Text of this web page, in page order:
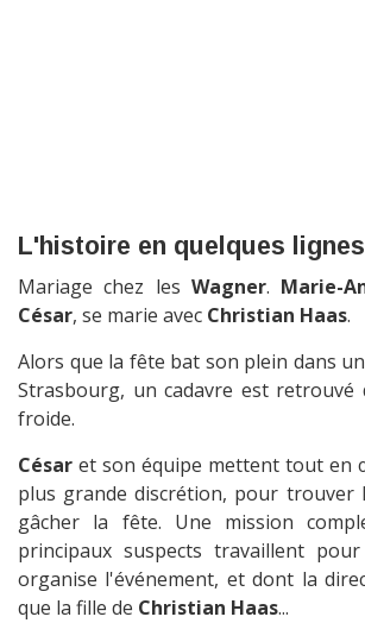
L'histoire en quelques
Mariage chez les Wagner. Marie-
César, se marie avec Christian Haas.
Alors que la fête bat son plein dans
Strasbourg, un cadavre est retrouvé
froide.
César et son équipe mettent tout en
plus grande discrétion, pour trouver
gâcher la fête. Une mission
principaux suspects travaillent
organise l'événement, et dont la
que la fille de Christian Haas...